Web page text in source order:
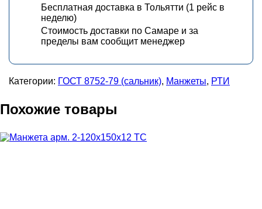
Бесплатная доставка в Тольятти (1 рейс в
неделю)
Стоимость доставки по Самаре и за
пределы вам сообщит менеджер
Категории: ГОСТ 8752-79 (сальник), Манжеты, РТИ
Похожие товары